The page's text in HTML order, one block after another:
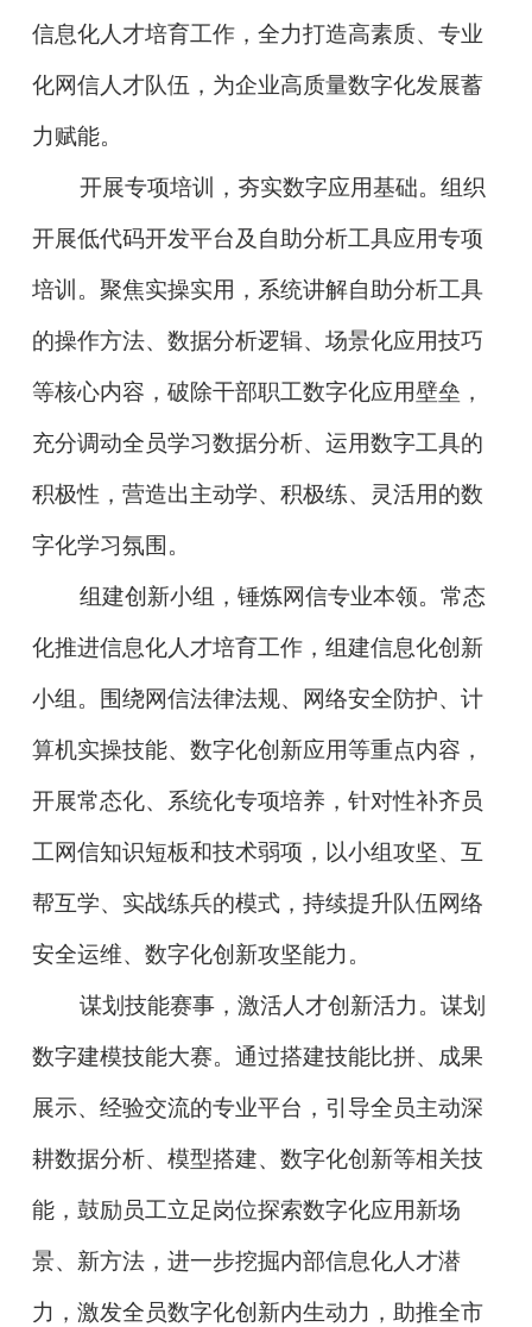
信息化人才培育工作，全力打造高素质、专业
化网信人才队伍，为企业高质量数字化发展蓄
力赋能。
开展专项培训，夯实数字应用基础。组织
开展低代码开发平台及自助分析工具应用专项
培训。聚焦实操实用，系统讲解自助分析工具
的操作方法、数据分析逻辑、场景化应用技巧
等核心内容，破除干部职工数字化应用壁垒，
充分调动全员学习数据分析、运用数字工具的
积极性，营造出主动学、积极练、灵活用的数
字化学习氛围。
组建创新小组，锤炼网信专业本领。常态
化推进信息化人才培育工作，组建信息化创新
小组。围绕网信法律法规、网络安全防护、计
算机实操技能、数字化创新应用等重点内容，
开展常态化、系统化专项培养，针对性补齐员
工网信知识短板和技术弱项，以小组攻坚、互
帮互学、实战练兵的模式，持续提升队伍网络
安全运维、数字化创新攻坚能力。
谋划技能赛事，激活人才创新活力。谋划
数字建模技能大赛。通过搭建技能比拼、成果
展示、经验交流的专业平台，引导全员主动深
耕数据分析、模型搭建、数字化创新等相关技
能，鼓励员工立足岗位探索数字化应用新场
景、新方法，进一步挖掘内部信息化人才潜
力，激发全员数字化创新内生动力，助推全市